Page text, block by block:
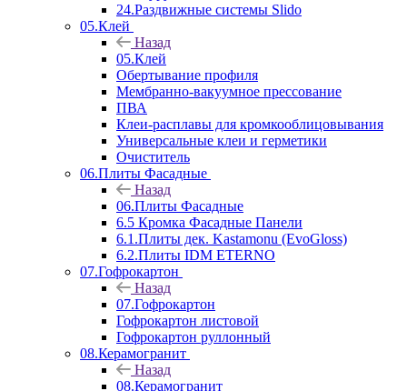
24.Раздвижные системы Slido
05.Клей
Назад
05.Клей
Обертывание профиля
Мембранно-вакуумное прессование
ПВА
Клеи-расплавы для кромкооблицовывания
Универсальные клеи и герметики
Очиститель
06.Плиты Фасадные
Назад
06.Плиты Фасадные
6.5 Кромка Фасадные Панели
6.1.Плиты дек. Kastamonu (EvoGloss)
6.2.Плиты IDM ETERNO
07.Гофрокартон
Назад
07.Гофрокартон
Гофрокартон листовой
Гофрокартон руллонный
08.Керамогранит
Назад
08.Керамогранит